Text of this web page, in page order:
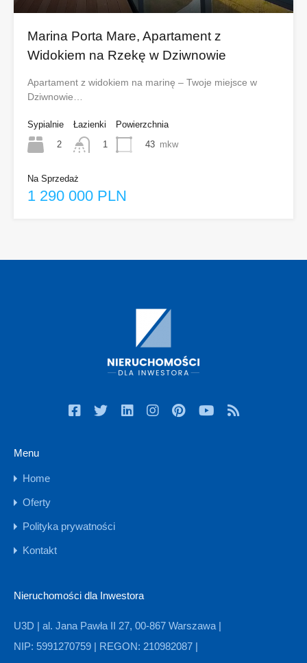
Marina Porta Mare, Apartament z
Widokiem na Rzekę w Dziwnowie
Apartament z widokiem na marinę – Twoje miejsce w
Dziwnowie…
Sypialnie
2
Łazienki
1
Powierzchnia
43 mkw
Na Sprzedaż
1 290 000 PLN
Menu
Home
Oferty
Polityka prywatności
Kontakt
Nieruchomości dla Inwestora
U3D | al. Jana Pawła II 27, 00-867 Warszawa |
NIP: 5991270759 | REGON: 210982087 |